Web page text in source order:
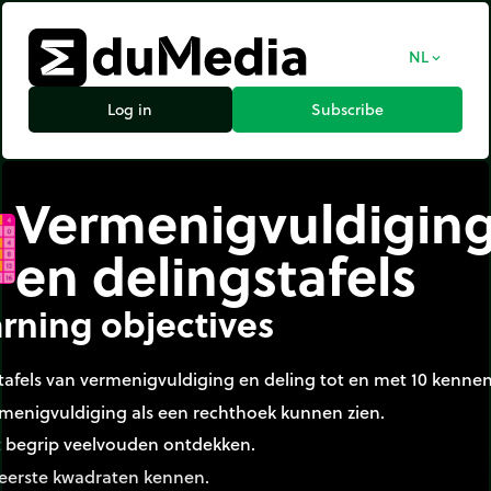
NL expand_more
Log in Subscribe
en delingstafels
objectives
van vermenigvuldiging en deling tot en met 10
als een rechthoek kunnen zien.
begrip veelvouden ontdekken.
kwadraten kennen.